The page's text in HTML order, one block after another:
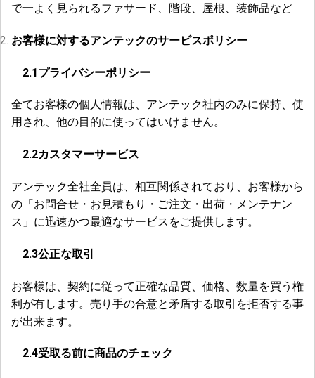
で一よく見られるファサード、階段、屋根、装飾品など
お客様に対するアンテックのサービスポリシー
2.1プライバシーポリシー
全てお客様の個人情報は、アンテック社内のみに保持、使
用され、他の目的に使ってはいけません。
2.2カスタマーサービス
アンテック全社全員は、相互関係されており、お客様から
の「お問合せ・お見積もり・ご注文・出荷・メンテナン
ス」に迅速かつ最適なサービスをご提供します。
2.3公正な取引
お客様は、契約に従って正確な品質、価格、数量を買う権
利が有します。売り手の合意と矛盾する取引を拒否する事
が出来ます。
2.4受取る前に商品のチェック